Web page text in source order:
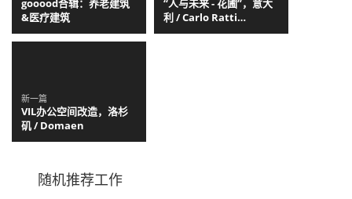
gooood合辑：养老建筑
&医疗建筑
“人与未来 - 花圃”，意大
利 / Carlo Ratti
Associati
新一篇
VIL办公空间改造，洛杉
矶 / Domaen
随机推荐工作